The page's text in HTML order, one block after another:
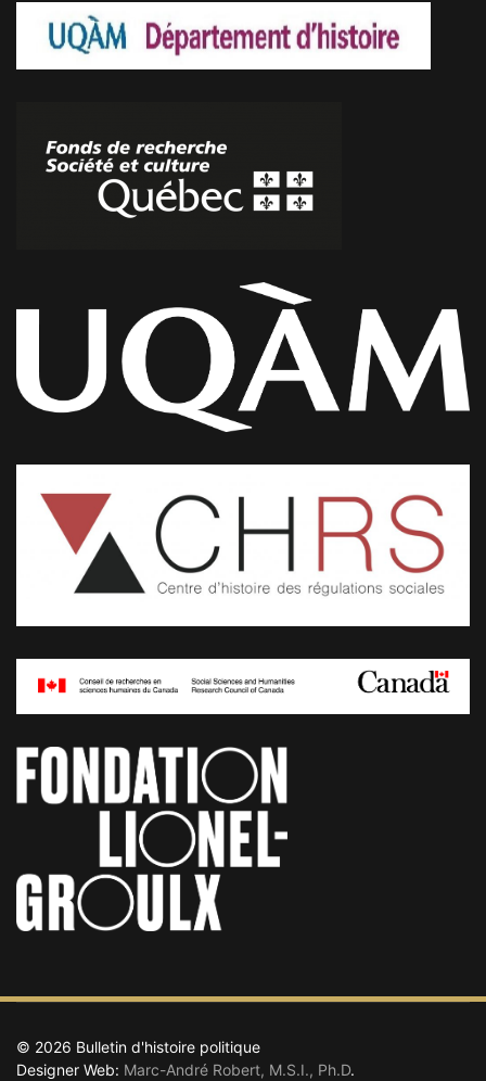
© 2026 Bulletin d'histoire politique
Designer Web: Marc-André Robert, M.S.I., Ph.D.